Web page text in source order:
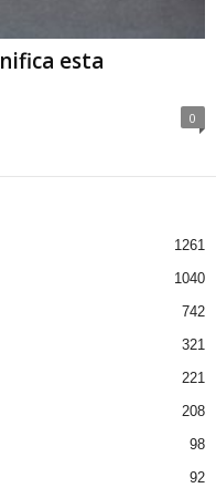
esta
0
1261
1040
742
321
221
208
98
92